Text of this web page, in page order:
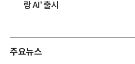
랑 AI' 출시
주요뉴스